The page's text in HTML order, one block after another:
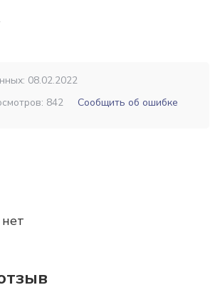
08.02.2022
842
Сообщить об ошибке